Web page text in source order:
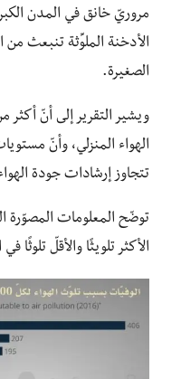
مروريّ خانق في المدن
الأدخنة الملوِّثة تنبعث من
الصغيرة.
ويشير التقرير إلى أنّ
الهواء المنزلي، وأنّ
تتجاوز إرشادات جودة الهواء
توضّح المعلومات المصوّرة
الأكثر تلويثًا والأقلّ تلوثًا في